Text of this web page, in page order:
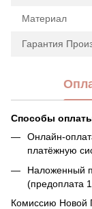
Материал
Гарантия
Способы
Онлайн-
платёжную
Наложенный
(предоплата
Комиссию Новой